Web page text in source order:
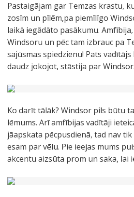
Pastaigājam gar Temzas krastu,
zosīm un pīlēm,pa piemīlīgo
laikā iegādāto pasākumu.
Windsoru un pēc tam izbrauc pa
sajūsmas spiedzienu! Pats
daudz jokojot, stāstija par Windsor.
Ko darīt tālāk? Windsor pils būtu
lēmums. Arī amfībijas vadītāji
jāapskata pēcpusdienā, tad nav
esam par vēlu. Pie ieejas mums
akcentu aizsūta prom un saka, lai